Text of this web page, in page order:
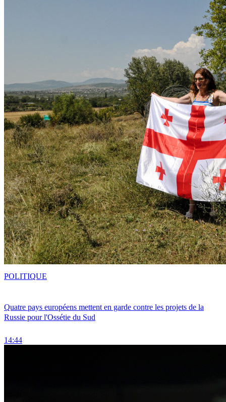
Quatre pays européens mettent en garde contre les projets de la
Russie pour l'Ossétie du Sud
14:44
POLITIQUE